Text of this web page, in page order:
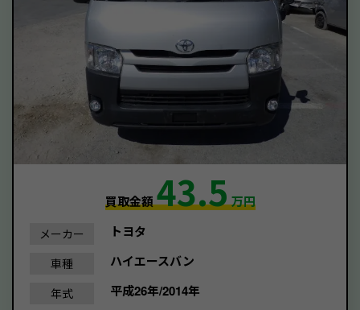
買取金額43.5万円
メーカー トヨタ
車種 ハイエースバン
年式 平成26年/2014年